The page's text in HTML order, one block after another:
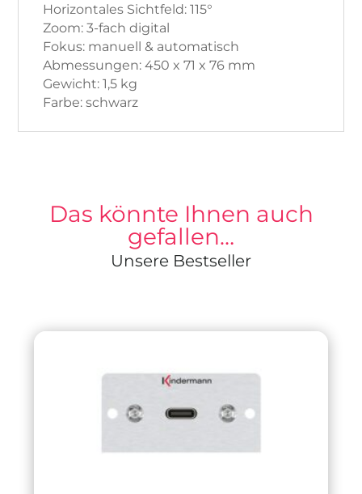
Horizontales Sichtfeld: 115°
Zoom: 3-fach digital
Fokus: manuell & automatisch
Abmessungen: 450 x 71 x 76 mm
Gewicht: 1,5 kg
Farbe: schwarz
Das könnte Ihnen auch
gefallen…
Unsere Bestseller